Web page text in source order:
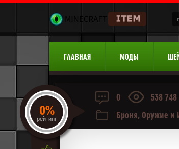
ГЛАВНАЯ МОДЫ
0 538 748
Броня, Оружие и
0%
рейтинг